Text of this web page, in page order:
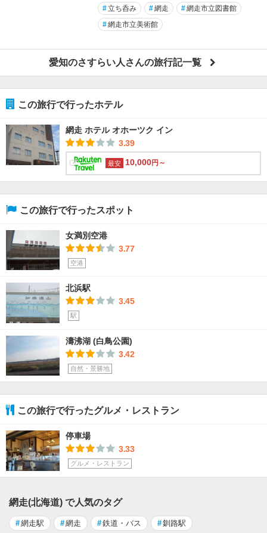
#立ち呑み #網走 #網走市立図書館
#網走市立美術館
愛知のさすらい人さんの旅行記一覧
この旅行で行ったホテル
網走 ホテル オホーツク イン
3.39
最安 10,000円～
この旅行で行ったスポット
女満別空港
3.77
空港
北浜駅
3.45
駅
濤沸湖 (白鳥公園)
3.42
自然・景勝地
この旅行で行ったグルメ・レストラン
停車場
3.33
グルメ・レストラン
網走(北海道) で人気のタグ
#網走駅 #網走 #鉄道・バス #釧路駅